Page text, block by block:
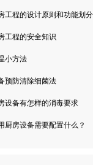
工程的设计原则和功能划分
工程的安全知识
小方法
预防清除细菌法
设备有怎样的消毒要求
厨房设备需要配置什么？